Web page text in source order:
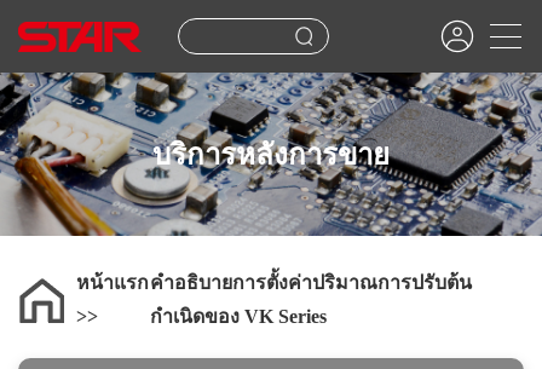
บริการหลังการขาย
หน้าแรกคำอธิบายการตั้งค่าปริมาณการปรับต้น
กำเนิดของ VK Series